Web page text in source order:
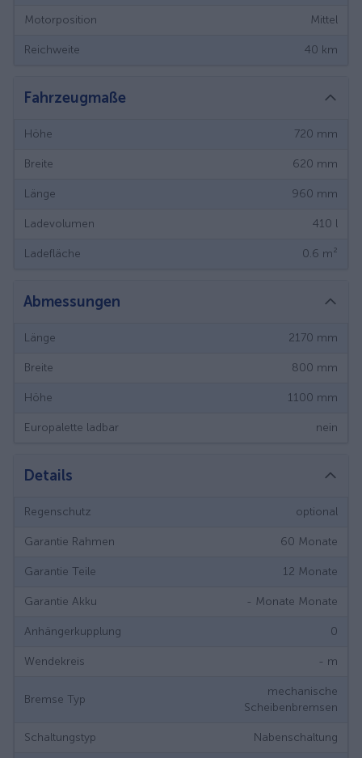
Motorposition Mittel
Reichweite 40 km
Fahrzeugmaße
Höhe 720 mm
Breite 620 mm
Länge 960 mm
Ladevolumen 410 l
Ladefläche 0.6 m²
Abmessungen
Länge 2170 mm
Breite 800 mm
Höhe 1100 mm
Europalette ladbar nein
Details
Regenschutz optional
Garantie Rahmen 60 Monate
Garantie Teile 12 Monate
Garantie Akku - Monate Monate
Anhängerkupplung 0
Wendekreis - m
Bremse Typ
mechanische
Scheibenbremsen
Schaltungstyp Nabenschaltung